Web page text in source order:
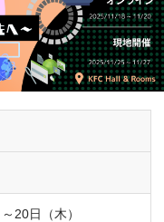
20日（木）